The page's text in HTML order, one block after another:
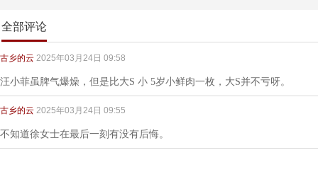
全部评论
古乡的云 2025年03月24日 09:58
汪小菲虽脾气爆燥，但是比大S 小 5岁小鲜肉一枚，大S并不亏呀。
古乡的云 2025年03月24日 09:55
不知道徐女士在最后一刻有没有后悔。